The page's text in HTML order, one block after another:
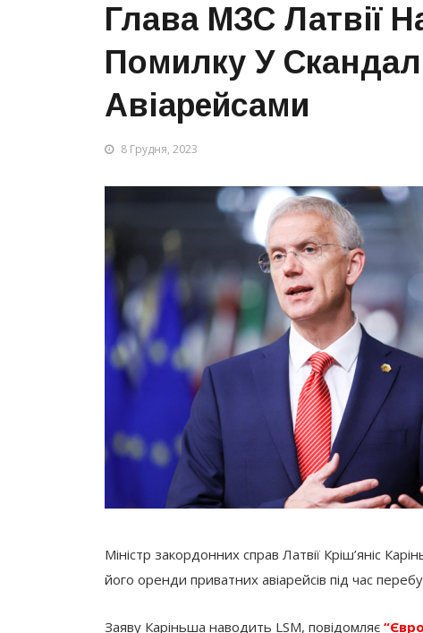
Глава МЗС Латвії
Помилку У
Авіарейсами
8 Грудня, 2023
Міністр закордонних справ Латвії Кріш’яніс
його оренди приватних авіарейсів під час
Заяву Каріньша наводить LSM, повідомляє